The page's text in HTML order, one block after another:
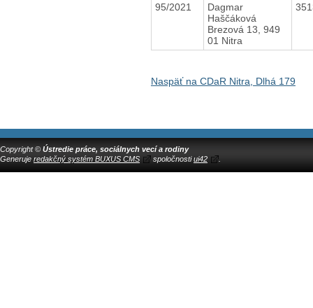
95/2021
Dagmar
Haščáková
Brezová 13, 949
01 Nitra
Naspäť na CDaR Nitra, Dlhá 179
Copyright © Ústredie práce, sociálnych vecí a rodiny
Generuje redakčný systém BUXUS CMS spoločnostiui42